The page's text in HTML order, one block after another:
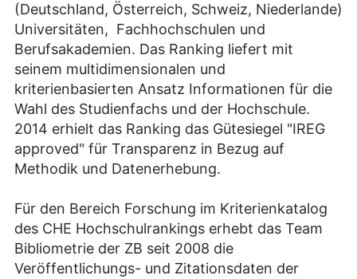
(Deutschland, Österreich, Schweiz, Niederlande)
Universitäten, Fachhochschulen und
Berufsakademien. Das Ranking liefert mit
seinem multidimensionalen und
kriterienbasierten Ansatz Informationen für die
Wahl des Studienfachs und der Hochschule.
2014 erhielt das Ranking das Gütesiegel "IREG
approved" für Transparenz in Bezug auf
Methodik und Datenerhebung.
Für den Bereich Forschung im Kriterienkatalog
des CHE Hochschulrankings erhebt das Team
Bibliometrie der ZB seit 2008 die
Veröffentlichungs- und Zitationsdaten der